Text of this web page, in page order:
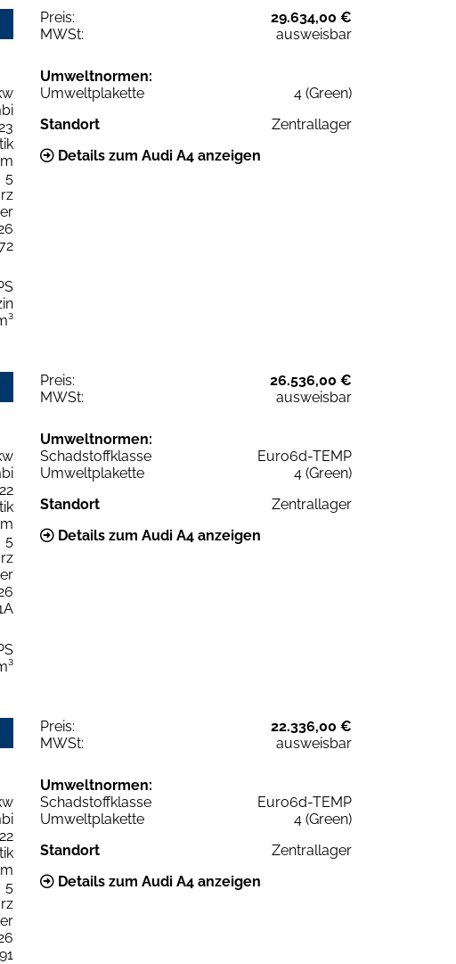
Preis:
29.634,00 €
MWSt:
ausweisbar
5
Umweltnormen:
Umweltplakette
4 (Green)
Standort
Zentrallager
Details zum Audi A4 anzeigen
Preis:
26.536,00 €
MWSt:
ausweisbar
5
Umweltnormen:
Schadstoffklasse
Euro6d-TEMP
Umweltplakette
4 (Green)
Standort
Zentrallager
Details zum Audi A4 anzeigen
Preis:
22.336,00 €
MWSt:
ausweisbar
5
Umweltnormen:
Schadstoffklasse
Euro6d-TEMP
Umweltplakette
4 (Green)
Standort
Zentrallager
Details zum Audi A4 anzeigen